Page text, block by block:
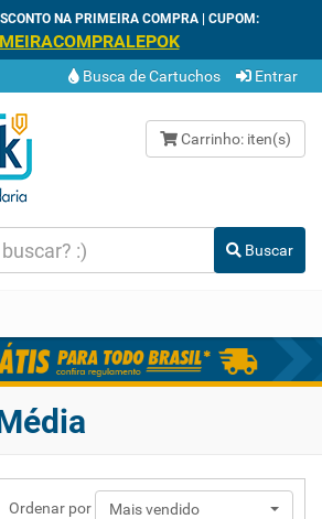
NA PRIMEIRA COMPRA | CUPOM:
Busca de Cartuchos Entrar
Carrinho: iten(s)
Buscar
Ordenar por Mais vendido